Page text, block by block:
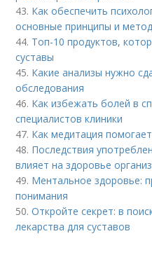
43. Как обеспечить
основные принципы и
44. Топ-10 продуктов,
суставы
45. Какие анализы нужно
обследования
46. Как избежать болей в
специалистов клиники
47. Как медитация
48. Последствия
влияет на здоровье
49. Ментальное здоровье:
понимания
50.Откройте секрет: в
лекарства для суставов